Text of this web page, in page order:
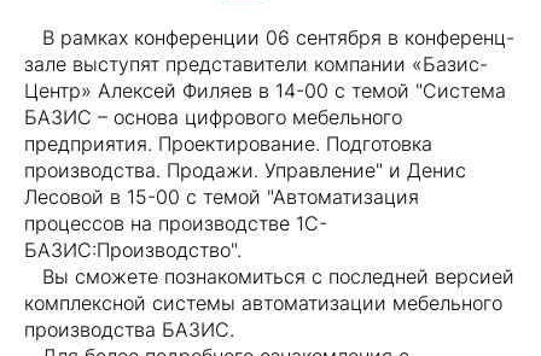
В рамках конференции 06 сентября в конференц-
зале выступят представители компании «Базис-
Центр» Алексей Филяев в 14-00 с темой "Система
БАЗИС – основа цифрового мебельного
предприятия. Проектирование. Подготовка
производства. Продажи. Управление" и Денис
Лесовой в 15-00 с темой "Автоматизация
процессов на производстве 1С-
БАЗИС:Производство".
Вы сможете познакомиться с последней версией
комплексной системы автоматизации мебельного
производства БАЗИС.